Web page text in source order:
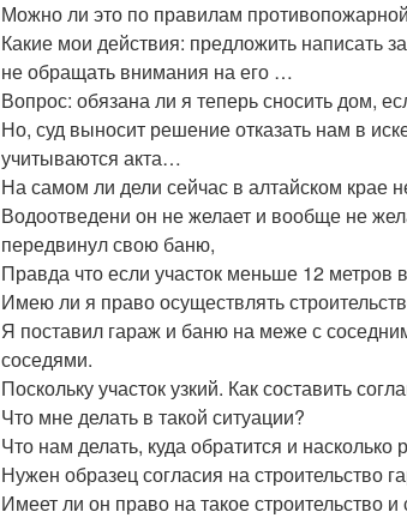
Можно ли это по правилам
Какие мои действия: предложить написать
не обращать внимания на его …
Вопрос: обязана ли я теперь сносить дом,
Но, суд выносит решение отказать нам в
учитываются акта…
На самом ли дели сейчас в алтайском крае
Водоотведени он не желает и вообще не
передвинул свою баню,
Правда что если участок меньше 12
Имею ли я право осуществлять
Я поставил гараж и баню на меже с
соседями.
Поскольку участок узкий. Как составить
Что мне делать в такой ситуации?
Что нам делать, куда обратится и
Нужен образец согласия на строительство
Имеет ли он право на такое строительство и